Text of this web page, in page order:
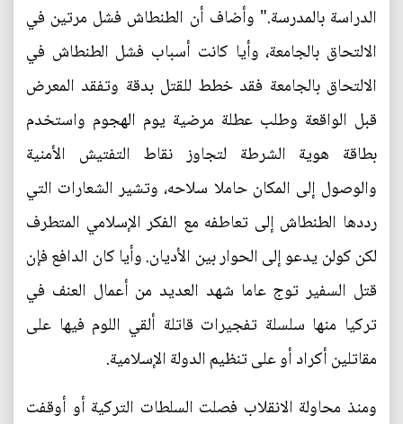
الدراسة بالمدرسة." وأضاف أن الطنطاش فشل مرتين في
الالتحاق بالجامعة، وأيا كانت أسباب فشل الطنطاش في
الالتحاق بالجامعة فقد خطط للقتل بدقة وتفقد المعرض
قبل الواقعة وطلب عطلة مرضية يوم الهجوم واستخدم
بطاقة هوية الشرطة لتجاوز نقاط التفتيش الأمنية
والوصول إلى المكان حاملا سلاحه، وتشير الشعارات التي
رددها الطنطاش إلى تعاطفه مع الفكر الإسلامي المتطرف
لكن كولن يدعو إلى الحوار بين الأديان. وأيا كان الدافع فإن
قتل السفير توج عاما شهد العديد من أعمال العنف في
تركيا منها سلسلة تفجيرات قاتلة ألقي اللوم فيها على
مقاتلين أكراد أو على تنظيم الدولة الإسلامية.
ومنذ محاولة الانقلاب فصلت السلطات التركية أو أوقفت